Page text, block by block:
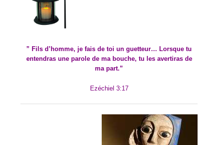
” Fils d’homme, je fais de toi un guetteur… Lorsque tu
entendras une parole de ma bouche, tu les avertiras de
ma part.”
Ezéchiel 3:17